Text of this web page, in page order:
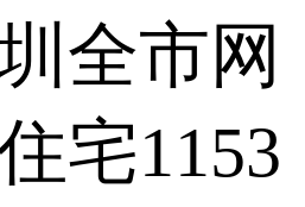
全市网
宅1153